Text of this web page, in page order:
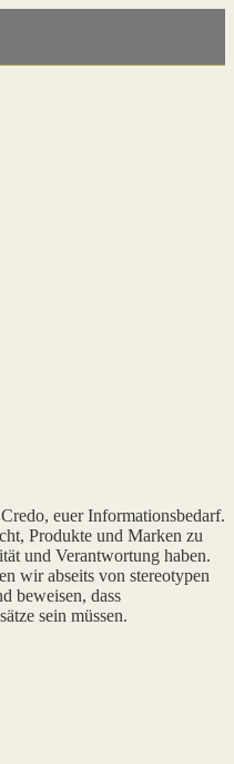
euer Informationsbedarf.
Produkte und Marken zu
und Verantwortung haben.
wir abseits von stereotypen
beweisen, dass
sein müssen.